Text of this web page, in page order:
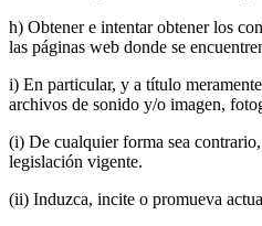
h) Obtener e intentar obtener los
las páginas web donde se
i) En particular, y a título
archivos de sonido y/o imagen,
(i) De cualquier forma sea
legislación vigente.
(ii) Induzca, incite o promueva